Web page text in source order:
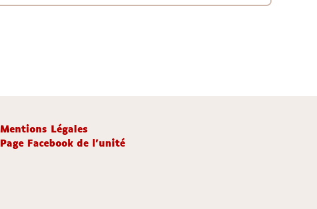
Mentions Légales
Page Facebook de l'unité